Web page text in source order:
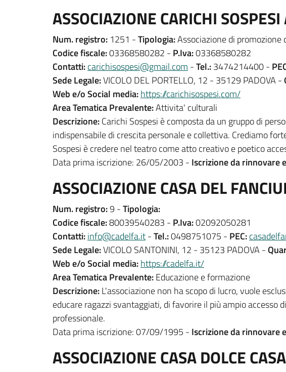
ASSOCIAZIONE CARICHI SOSPESI
Num. registro: 1251 -Tipologia:Associazione di promozione
Codice fiscale:03368580282 - P.Iva:03368580282
Contatti:carichisospesi@gmail.com -Tel.:3474214400 -
Sede Legale:VICOLO DEL PORTELLO, 12 - 35129 PADOVA -
Web e/o Social media:https://carichisospesi.com/
Area Tematica Prevalente:Attivita' culturali
Descrizione:Carichi Sospesi è composta da un gruppo di
indispensabile di crescita personale e collettiva. Crediamo
Sospesi è credere nel teatro come atto creativo e poetico
Data prima iscrizione: 26/05/2003 - Iscrizione da rinnovare
ASSOCIAZIONE CASA DEL
Num. registro:9 -Tipologia:
Codice fiscale:80039540283 - P.Iva:02092050281
Contatti:info@cadelfa.it-Tel.:0498751075 - PEC:
Sede Legale:VICOLO SANTONINI, 12 - 35123 PADOVA -
Web e/o Social media:https://cadelfa.it/
Area Tematica Prevalente:Educazione e formazione
Descrizione:L'associazione non ha scopo di lucro, vuole
educare ragazzi svantaggiati, di favorire il più ampio
professionale.
Data prima iscrizione: 07/09/1995 - Iscrizione da rinnovare
ASSOCIAZIONE CASA DOLCE